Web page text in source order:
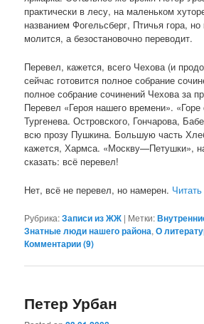
практически в лесу, на маленьком
названием Фогельсберг, Птичья гора,
молится, а безостановочно переводит.
Перевел, кажется, всего Чехова (и
сейчас готовится полное собрание
полное собрание сочинений Чехова за
Перевел «Героя нашего времени».
Тургенева. Островского, Гончарова,
всю прозу Пушкина. Большую часть
кажется, Хармса. «Москву—Петушки»,
сказать: всё перевел!
Нет, всё не перевел, но намерен.
Рубрика:Записи из ЖЖ | Метки:
Знатные люди нашего района,О
Комментарии (9)
Петер Урбан